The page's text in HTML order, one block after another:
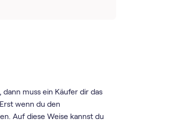
muss ein Käufer dir das
wenn du den
Auf diese Weise kannst du